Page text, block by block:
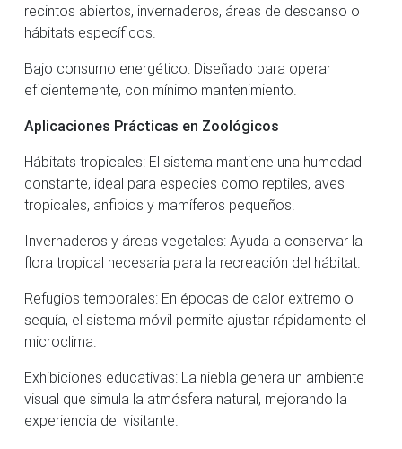
recintos abiertos, invernaderos, áreas de descanso o
hábitats específicos.
Bajo consumo energético: Diseñado para operar
eficientemente, con mínimo mantenimiento.
Aplicaciones Prácticas en Zoológicos
Hábitats tropicales: El sistema mantiene una humedad
constante, ideal para especies como reptiles, aves
tropicales, anfibios y mamíferos pequeños.
Invernaderos y áreas vegetales: Ayuda a conservar la
flora tropical necesaria para la recreación del hábitat.
Refugios temporales: En épocas de calor extremo o
sequía, el sistema móvil permite ajustar rápidamente el
microclima.
Exhibiciones educativas: La niebla genera un ambiente
visual que simula la atmósfera natural, mejorando la
experiencia del visitante.